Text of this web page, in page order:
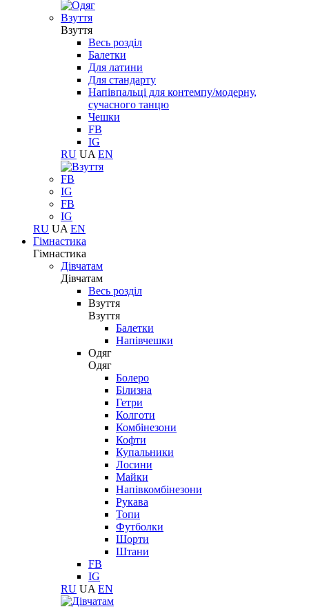
Взуття
Взуття
Весь розділ
Балетки
Для латини
Для стандарту
Напівпальці для контемпу/модерну,
сучасного танцю
Чешки
FB
IG
RU UA EN
FB
IG
FB
IG
RU UA EN
Гімнастика
Гімнастика
Дівчатам
Дівчатам
Весь розділ
Взуття
Взуття
Балетки
Напівчешки
Одяг
Одяг
Болеро
Білизна
Гетри
Колготи
Комбінезони
Кофти
Купальники
Лосини
Майки
Напівкомбінезони
Рукава
Топи
Футболки
Шорти
Штани
FB
IG
RU UA EN